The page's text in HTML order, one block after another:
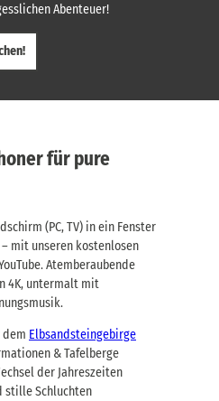
Abenteuer!
für pure
(PC, TV) in ein Fenster
– mit unseren kostenlosen
Atemberaubende
4K, untermalt mit
dem Elbsandsteingebirge
& Tafelberge
der Jahreszeiten
stille Schluchten